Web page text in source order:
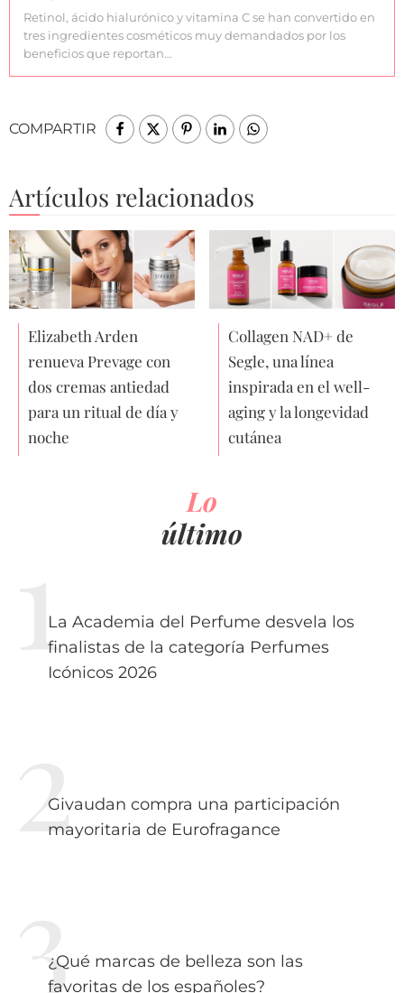
Retinol, ácido hialurónico y vitamina C se han convertido en
tres ingredientes cosméticos muy demandados por los
beneficios que reportan…
COMPARTIR
Artículos relacionados
Elizabeth Arden
renueva Prevage con
dos cremas antiedad
para un ritual de día y
noche
Collagen NAD+ de
Segle, una línea
inspirada en el well-
aging y la longevidad
cutánea
Lo
último
La Academia del Perfume desvela los
finalistas de la categoría Perfumes
Icónicos 2026
Givaudan compra una participación
mayoritaria de Eurofragance
¿Qué marcas de belleza son las
favoritas de los españoles?